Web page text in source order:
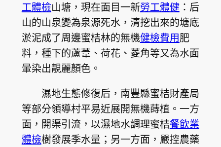
工體檢山塘，現在面目一新勞工體健：后
山的山泉變為泉源死水，清挖出來的塘底
淤泥成了周邊蜜桔林的無機健檢費用肥
料，種下的蘆葦、荷花、菱角等又為水面
暈染出靚麗顏色。
濕地生態修復后，南豐縣蜜桔財產局
等部分領導村平易近展開無機蒔植。一方
面，開渠引流，以濕地水調理蜜桔餐飲業
體檢樹發展季水量；另一方面，嚴控農藥